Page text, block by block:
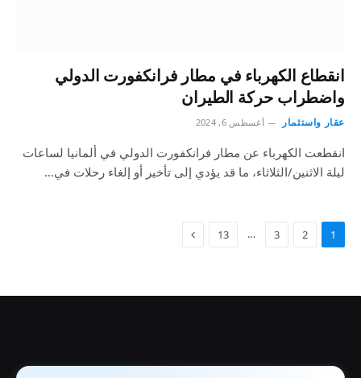
انقطاع الكهرباء في مطار فرانكفورت الدولي
واضطراب حركة الطيران
عقار واستثمار أغسطس 6, 2024
انقطعت الكهرباء عن مطار فرانكفورت الدولي في ألمانيا لساعات
ليلة الاثنين/الثلاثاء، ما قد يؤدي إلى تأخير أو إلغاء رحلات في…
1
2
3
…
13